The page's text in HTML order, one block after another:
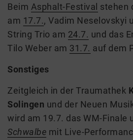
Beim Asphalt-Festival stehen
am 17.7., Vadim Neselovskyi
String Trio am 24.7. und das
Tilo Weber am 31.7. auf dem
Sonstiges
Zeitgleich in der Traumathek
Solingen und der Neuen
wird am 19.7. das WM-Finale
Schwalbe mit Live-